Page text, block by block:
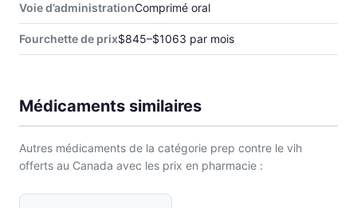
Voie d’administrationComprimé oral
Fourchette de prix$845–$1063 par mois
Médicaments similaires
Autres médicaments de la catégorie prep contre le vih
offerts au Canada avec les prix en pharmacie :